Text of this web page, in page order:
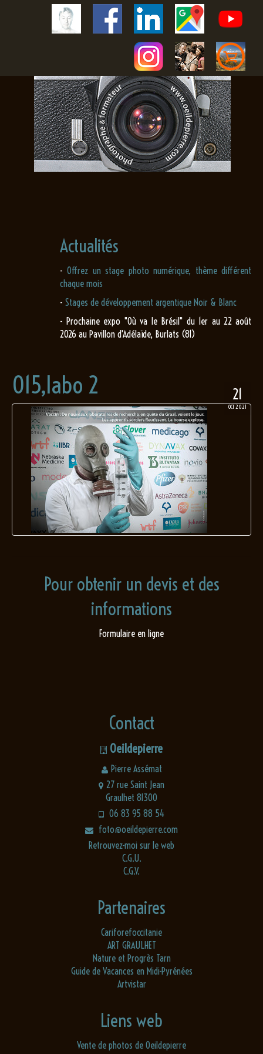
Actualités
-Offrez un stage photo numérique, thème différent
chaque mois
- Stages de développement argentique Noir & Blanc
- Prochaine expo "Où va le Brésil" du 1er au 22 août
2026 au Pavillon d'Adélaïde, Burlats (81)
21
OCT 2021
015,labo 2
Pour obtenir un devis et des
informations
Formulaire en ligne
Contact
Oeildepierre
Pierre Assémat
27 rue Saint Jean
Graulhet 81300
06 83 95 88 54
foto@oeildepierre.com
Retrouvez-moi sur le web
C.G.U.
C.G.V.
Partenaires
Cariforefoccitanie
ART GRAULHET
Nature et Progrès Tarn
Guide de Vacances en Midi-Pyrénées
Artvistar
Liens web
Vente de photos de Oeildepierre